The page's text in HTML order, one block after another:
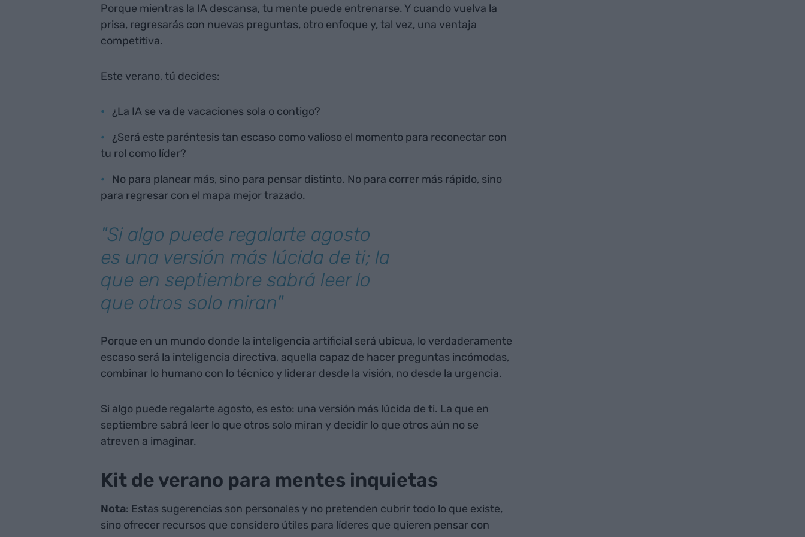
Porque mientras la IA descansa, tu mente puede entrenarse. Y cuando vuelva la
prisa, regresarás con nuevas preguntas, otro enfoque y, tal vez, una ventaja
competitiva.
Este verano, tú decides:
¿La IA se va de vacaciones sola o contigo?
¿Será este paréntesis tan escaso como valioso el momento para reconectar con
tu rol como líder?
No para planear más, sino para pensar distinto. No para correr más rápido, sino
para regresar con el mapa mejor trazado.
"Si algo puede regalarte agosto
es una versión más lúcida de ti; la
que en septiembre sabrá leer lo
que otros solo miran"
Porque en un mundo donde la inteligencia artificial será ubicua, lo verdaderamente
escaso será la inteligencia directiva, aquella capaz de hacer preguntas incómodas,
combinar lo humano con lo técnico y liderar desde la visión, no desde la urgencia.
Si algo puede regalarte agosto, es esto: una versión más lúcida de ti. La que en
septiembre sabrá leer lo que otros solo miran y decidir lo que otros aún no se
atreven a imaginar.
Kit de verano para mentes inquietas
Nota: Estas sugerencias son personales y no pretenden cubrir todo lo que existe,
sino ofrecer recursos que considero útiles para líderes que quieren pensar con